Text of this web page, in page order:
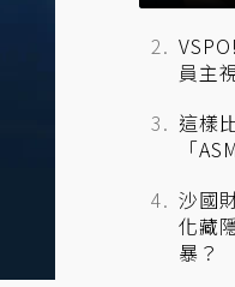
員主
這樣
「
沙國
化藏
暴？